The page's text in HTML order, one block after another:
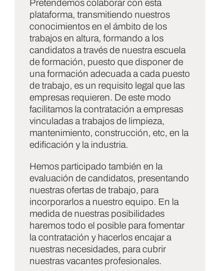
Pretendemos colaborar con esta
plataforma, transmitiendo nuestros
conocimientos en el ámbito de los
trabajos en altura, formando a los
candidatos a través de nuestra escuela
de formación, puesto que disponer de
una formación adecuada a cada puesto
de trabajo, es un requisito legal que las
empresas requieren. De este modo
facilitamos la contratación a empresas
vinculadas a trabajos de limpieza,
mantenimiento, construcción, etc, en la
edificación y la industria.
Hemos participado también en la
evaluación de candidatos, presentando
nuestras ofertas de trabajo, para
incorporarlos a nuestro equipo. En la
medida de nuestras posibilidades
haremos todo el posible para fomentar
la contratación y hacerlos encajar a
nuestras necesidades, para cubrir
nuestras vacantes profesionales.